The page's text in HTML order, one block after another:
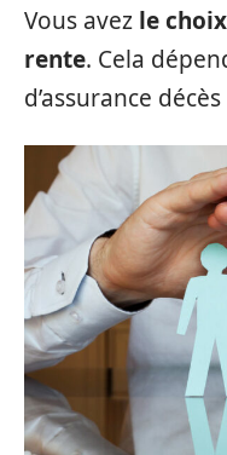
Vous avez le
rente. Cela
d’assurance